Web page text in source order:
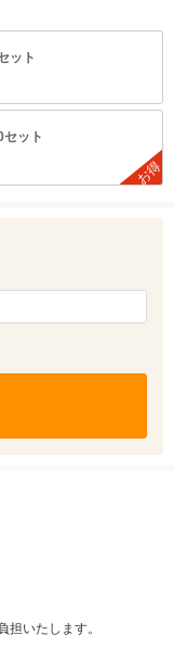
ット
ット
お得
いたします。